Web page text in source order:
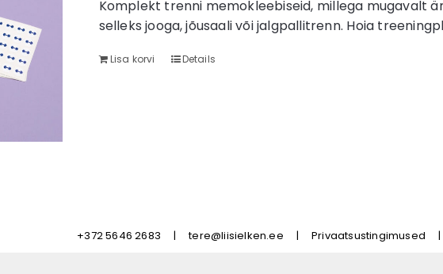
Komplekt trenni memokleebiseid, millega mugavalt
selleks jooga, jõusaali või jalgpallitrenn. Hoia
Lisa korvi Details
+372 5646 2683 |tere@liisielken.ee | Privaatsustingimused